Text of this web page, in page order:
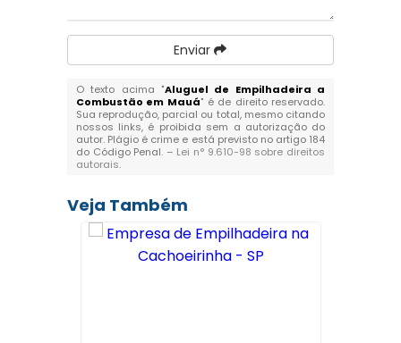
Enviar
O texto acima "Aluguel de Empilhadeira a
Combustão em Mauá" é de direito reservado.
Sua reprodução, parcial ou total, mesmo citando
nossos links, é proibida sem a autorização do
autor. Plágio é crime e está previsto no artigo 184
do Código Penal. – Lei n° 9.610-98 sobre direitos
autorais.
Veja Também